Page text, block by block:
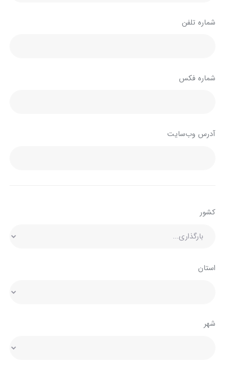
شماره تلفن
شماره فکس
آدرس وب‌سایت
کشور
استان
شهر